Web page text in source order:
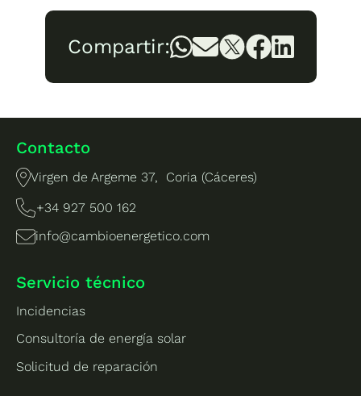
Compartir:
Contacto
Virgen de Argeme 37, Coria (Cáceres)
+34 927 500 162
info@cambioenergetico.com
Servicio técnico
Incidencias
Consultoría de energía solar
Solicitud de reparación